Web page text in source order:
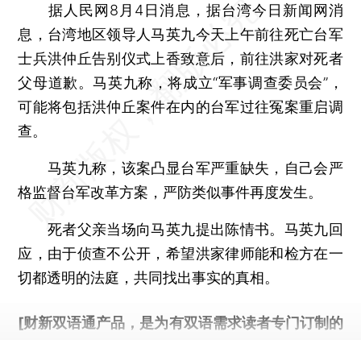
据人民网8月4日消息，据台湾今日新闻网消
息，台湾地区领导人马英九今天上午前往死亡台军
士兵洪仲丘告别仪式上香致意后，前往洪家对死者
父母道歉。马英九称，将成立“军事调查委员会”，
可能将包括洪仲丘案件在内的台军过往冤案重启调
查。
马英九称，该案凸显台军严重缺失，自己会严
格监督台军改革方案，严防类似事件再度发生。
死者父亲当场向马英九提出陈情书。马英九回
应，由于侦查不公开，希望洪家律师能和检方在一
切都透明的法庭，共同找出事实的真相。
[财新双语通产品，是为有双语需求读者专门订制的